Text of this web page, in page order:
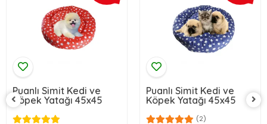
Puanlı Simit Kedi ve
Köpek Yatağı 45x45
Puanlı Simit Kedi ve
Köpek Yatağı 45x45
(2)